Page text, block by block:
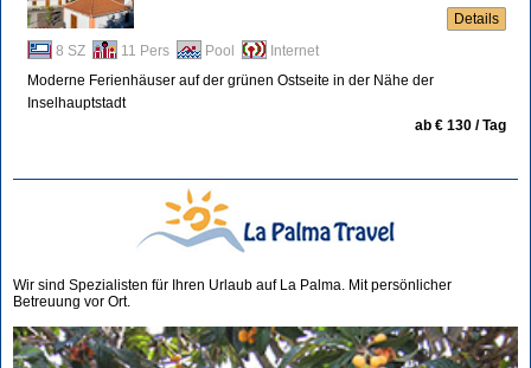
Details
8 SZ 11 Pers Pool
Internet
Moderne Ferienhäuser auf der grünen Ostseite in der Nähe der
Inselhauptstadt
ab € 130 / Tag
Wir sind Spezialisten für Ihren Urlaub auf La Palma. Mit persönlicher
Betreuung vor Ort.